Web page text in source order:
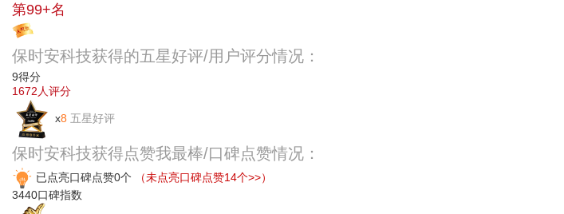
第99+名
保时安科技获得的五星好评/用户评分情况：
9得分
1672 人评分
x8 五星好评
保时安科技获得点赞我最棒/口碑点赞情况：
已点亮口碑点赞0个
（未点亮口碑点赞14个>>）
3440口碑指数